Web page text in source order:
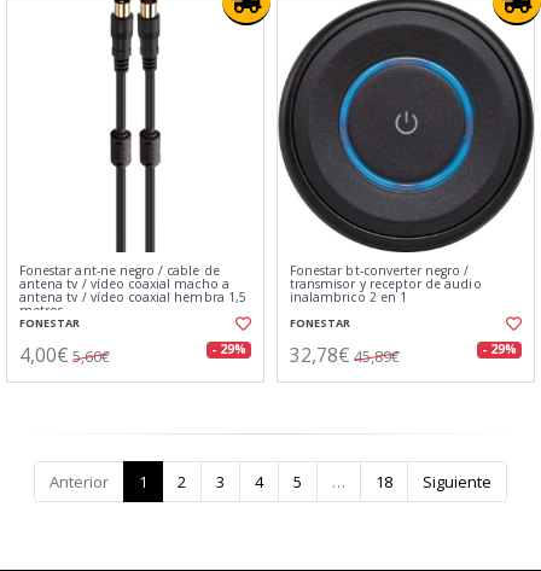
Fonestar ant-ne negro / cable de
antena tv / vídeo coaxial macho a
antena tv / vídeo coaxial hembra 1,5
metros
FONESTAR
4,00€ 5,60€ - 29%
Fonestar bt-converter negro /
transmisor y receptor de audio
inalambrico 2 en 1
FONESTAR
32,78€ 45,89€ - 29%
Anterior 1 2 3 4 5 … 18 Siguiente